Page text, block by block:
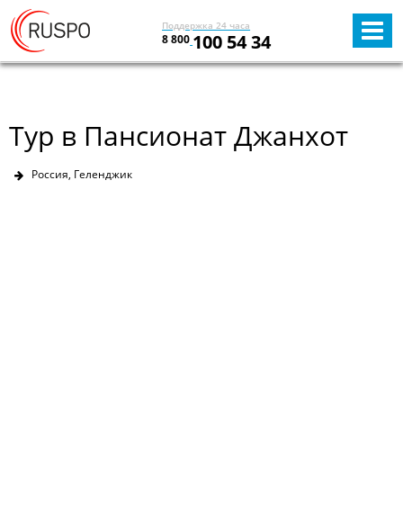
Поддержка 24 часа
8 800 100 54 34
Тур в Пансионат Джанхот
Россия, Геленджик